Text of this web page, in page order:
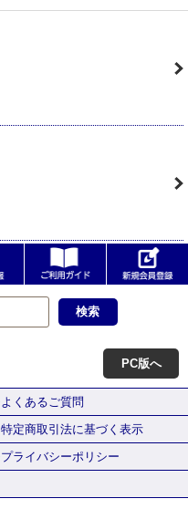
PC版へ
くあるご質問
定商取引法に基づく表示
ライバシーポリシー